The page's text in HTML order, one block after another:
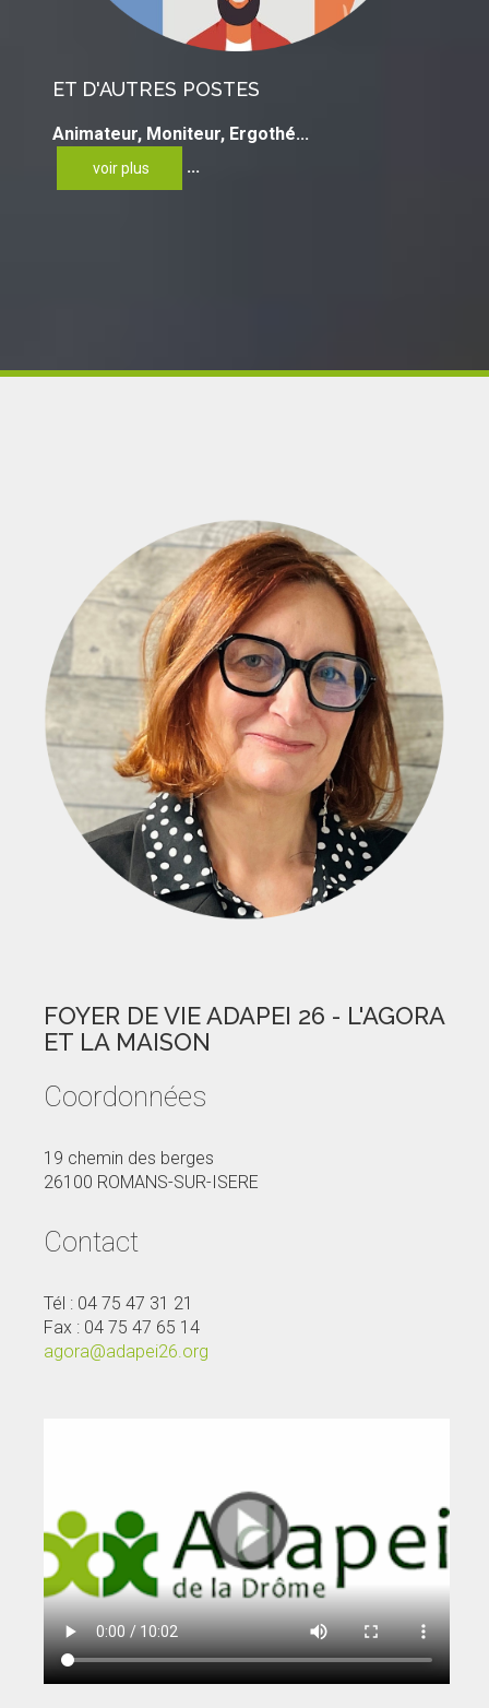
ET D'AUTRES POSTES
Animateur, Moniteur, Ergothé...
voir plus ...
FOYER DE VIE ADAPEI 26 - L'AGORA
ET LA MAISON
Coordonnées
19 chemin des berges
26100 ROMANS-SUR-ISERE
Contact
Tél : 04 75 47 31 21
Fax : 04 75 47 65 14
agora@adapei26.org